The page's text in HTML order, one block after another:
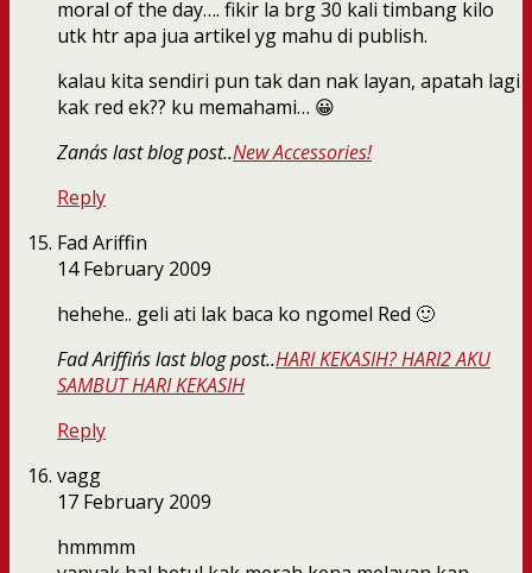
moral of the day…. fikir la brg 30 kali timbang kilo
utk htr apa jua artikel yg mahu di publish.
kalau kita sendiri pun tak dan nak layan, apatah lagi
kak red ek?? ku memahami… 😀
Zana´s last blog post..New Accessories!
Reply
Fad Ariffin
14 February 2009
hehehe.. geli ati lak baca ko ngomel Red 🙂
Fad Ariffin´s last blog post..HARI KEKASIH? HARI2 AKU
SAMBUT HARI KEKASIH
Reply
vagg
17 February 2009
hmmmm